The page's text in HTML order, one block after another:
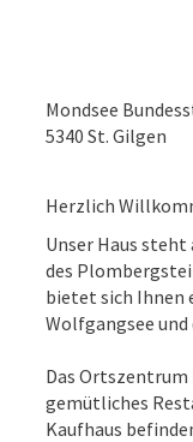
Mondsee
5340 St. Gilgen
Herzlich
Unser Haus steht
des
bietet sich Ihnen
Wolfgangsee
Das
gemütliches
Kaufhaus